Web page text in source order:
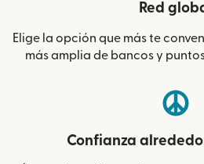
Red
Elige la opción que más te
más amplia de bancos y
Confianza